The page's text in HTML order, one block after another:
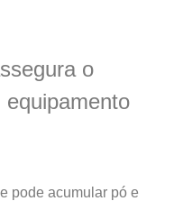
o
pode acumular pó e